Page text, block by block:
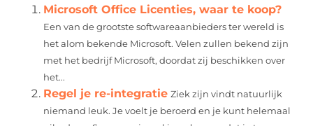
Microsoft Office Licenties, waar te koop?
Een van de grootste softwareaanbieders ter wereld is
het alom bekende Microsoft. Velen zullen bekend zijn
met het bedrijf Microsoft, doordat zij beschikken over
het...
Regel je re-integratie Ziek zijn vindt natuurlijk
niemand leuk. Je voelt je beroerd en je kunt helemaal